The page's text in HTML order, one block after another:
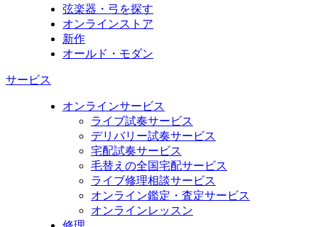
弦楽器・弓を探す
オンラインストア
新作
オールド・モダン
サービス
オンラインサービス
ライブ試奏サービス
デリバリー試奏サービス
宅配試奏サービス
毛替えの全国宅配サービス
ライブ修理相談サービス
オンライン鑑定・査定サービス
オンラインレッスン